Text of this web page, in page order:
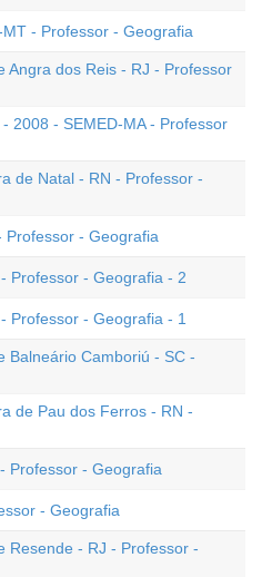
- Professor - Geografia
Angra dos Reis - RJ - Professor
2008 - SEMED-MA - Professor
de Natal - RN - Professor -
Professor - Geografia
Professor - Geografia - 2
Professor - Geografia - 1
Balneário Camboriú - SC -
de Pau dos Ferros - RN -
Professor - Geografia
- Geografia
Resende - RJ - Professor -